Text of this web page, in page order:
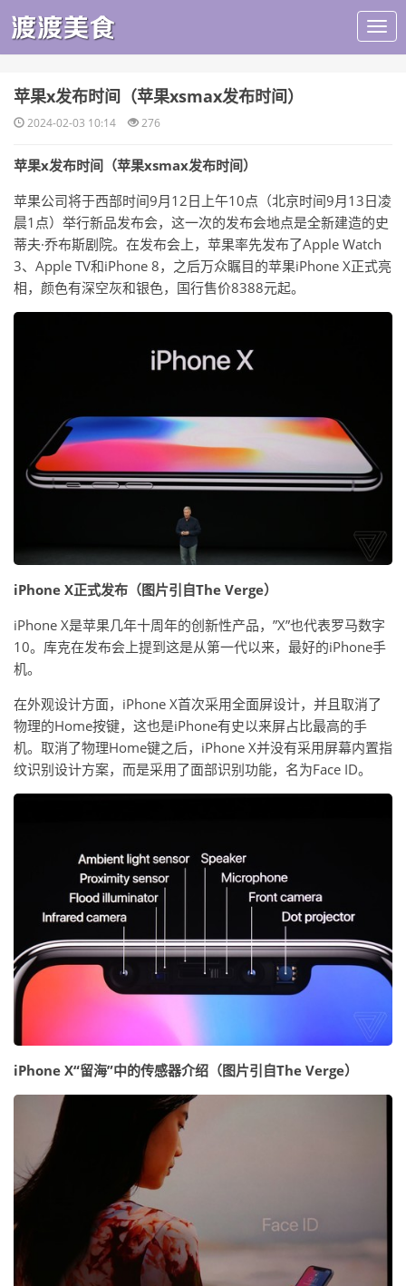
​苹果x发布时间（苹果xsmax发布时间）
2024-02-03 10:14 276
苹果x发布时间（苹果xsmax发布时间）
苹果公司将于西部时间9月12日上午10点（北京时间9月13日凌
晨1点）举行新品发布会，这一次的发布会地点是全新建造的史
蒂夫·乔布斯剧院。在发布会上，苹果率先发布了Apple Watch
3、Apple TV和iPhone 8，之后万众瞩目的苹果iPhone X正式亮
相，颜色有深空灰和银色，国行售价8388元起。
iPhone X正式发布（图片引自The Verge）
iPhone X是苹果几年十周年的创新性产品，”X”也代表罗马数字
10。库克在发布会上提到这是从第一代以来，最好的iPhone手
机。
在外观设计方面，iPhone X首次采用全面屏设计，并且取消了
物理的Home按键，这也是iPhone有史以来屏占比最高的手
机。取消了物理Home键之后，iPhone X并没有采用屏幕内置指
纹识别设计方案，而是采用了面部识别功能，名为Face ID。
iPhone X“留海”中的传感器介绍（图片引自The Verge）